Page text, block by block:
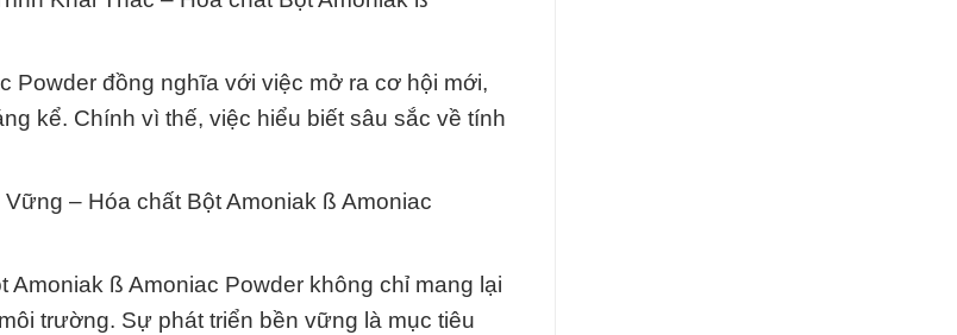
Powder đồng nghĩa với việc mở ra cơ hội mới,
kể. Chính vì thế, việc hiểu biết sâu sắc về tính
– Hóa chất Bột Amoniak ß Amoniac
ß Amoniac Powder không chỉ mang lại
trường. Sự phát triển bền vững là mục tiêu